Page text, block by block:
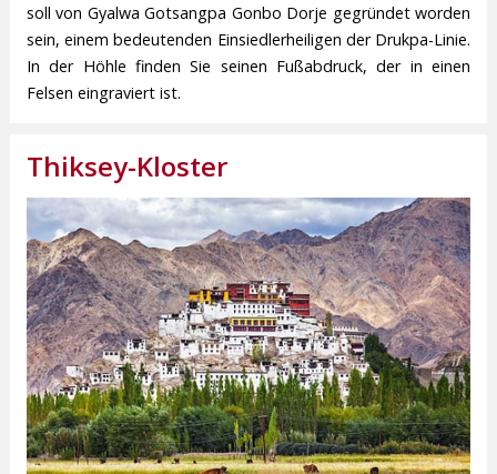
soll von Gyalwa Gotsangpa Gonbo Dorje gegründet worden
sein, einem bedeutenden Einsiedlerheiligen der Drukpa-Linie.
In der Höhle finden Sie seinen Fußabdruck, der in einen
Felsen eingraviert ist.
Thiksey-Kloster